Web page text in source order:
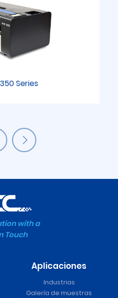
Series
with a
Touch
Aplicaciones
Industrias
Galería de muestras